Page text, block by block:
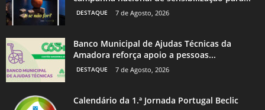
DESTAQUE 7 de Agosto, 2026
Banco Municipal de Ajudas Técnicas da
Amadora reforça apoio a pessoas...
DESTAQUE 7 de Agosto, 2026
Calendário da 1.ª Jornada Portugal Beclic